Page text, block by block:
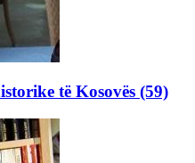
të Kosovës (59)